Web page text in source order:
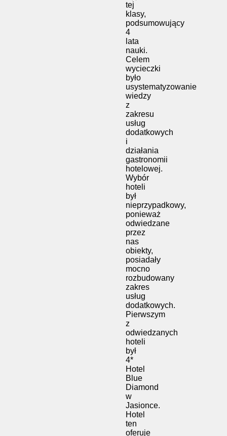
tej
klasy,
podsumowujący
4
lata
nauki.
Celem
wycieczki
było
usystematyzowanie
wiedzy
z
zakresu
usług
dodatkowych
i
działania
gastronomii
hotelowej.
Wybór
hoteli
był
nieprzypadkowy,
ponieważ
odwiedzane
przez
nas
obiekty,
posiadały
mocno
rozbudowany
zakres
usług
dodatkowych.
Pierwszym
z
odwiedzanych
hoteli
był
4*
Hotel
Blue
Diamond
w
Jasionce.
Hotel
ten
oferuje